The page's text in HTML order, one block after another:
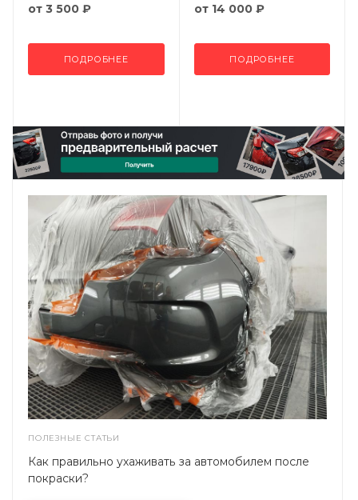
от 3 500 ₽
ПОДРОБНЕЕ
от 14 000 ₽
ПОДРОБНЕЕ
ПОЛЕЗНЫЕ СТАТЬИ
Как правильно ухаживать за автомобилем после
покраски?